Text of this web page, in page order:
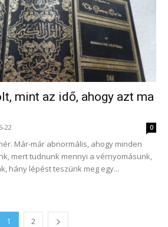
mint az idő, ahogy azt ma
22 0
Már-már abnormális, ahogy minden
mert tudnunk mennyi a vérnyomásunk,
hány lépést teszünk meg egy...
1 2